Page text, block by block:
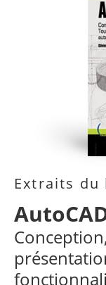
Extraits du